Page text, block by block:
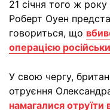
21 січня того ж
Роберт Оуен
говориться, що
операцією
У свою чергу,
отруєння
намагалися